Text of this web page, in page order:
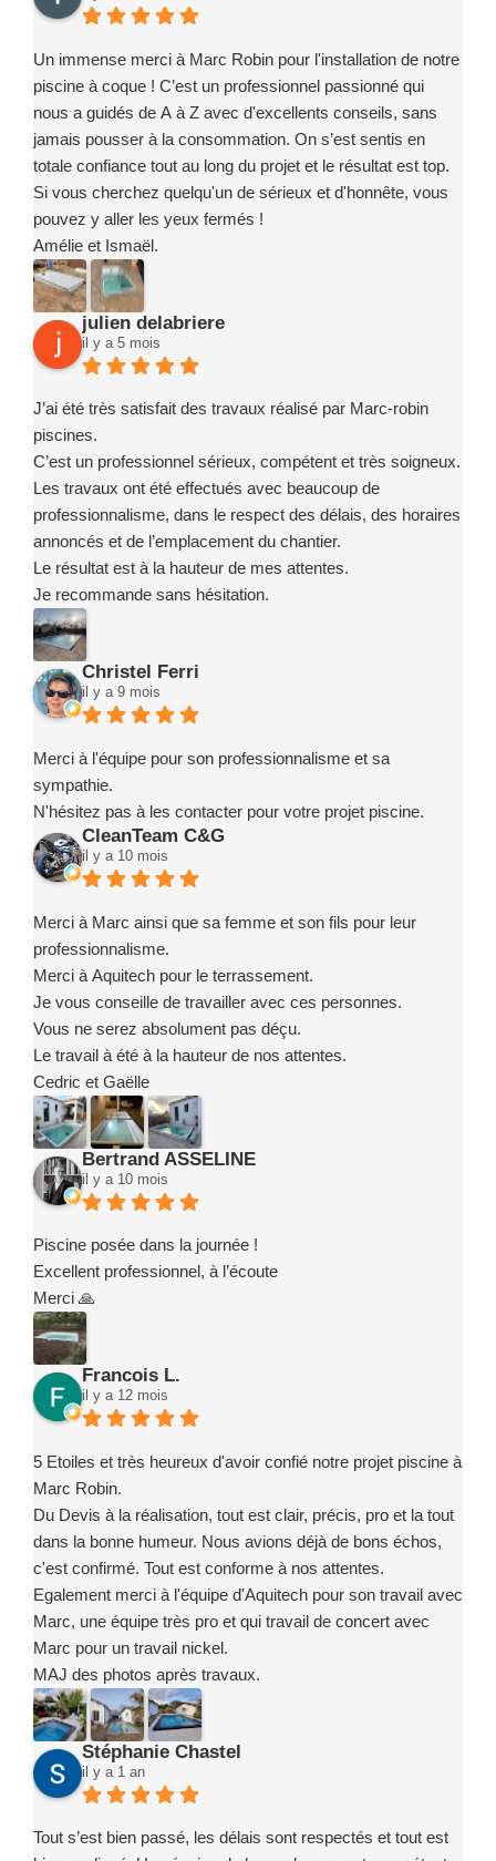
Robin Piscines à toute personne souhaitant réaliser un
projet de piscine en toute confiance. Merci encore à toute
l’équipe pour votre sérieux, votre implication et la qualité de
votre travail.
Un immense merci à Marc Robin pour l'installation de notre
piscine à coque ! C’est un professionnel passionné qui
nous a guidés de A à Z avec d'excellents conseils, sans
jamais pousser à la consommation. On s’est sentis en
totale confiance tout au long du projet et le résultat est top.
Si vous cherchez quelqu'un de sérieux et d'honnête, vous
pouvez y aller les yeux fermés !
Amélie et Ismaël.
julien delabriere
il y a 5 mois
J’ai été très satisfait des travaux réalisé par Marc-robin
piscines.
C’est un professionnel sérieux, compétent et très soigneux.
Les travaux ont été effectués avec beaucoup de
professionnalisme, dans le respect des délais, des horaires
annoncés et de l’emplacement du chantier.
Le résultat est à la hauteur de mes attentes.
Je recommande sans hésitation.
Christel Ferri
il y a 9 mois
Merci à l'équipe pour son professionnalisme et sa
sympathie.
N'hésitez pas à les contacter pour votre projet piscine.
CleanTeam C&G
il y a 10 mois
Merci à Marc ainsi que sa femme et son fils pour leur
professionnalisme.
Merci à Aquitech pour le terrassement.
Je vous conseille de travailler avec ces personnes.
Vous ne serez absolument pas déçu.
Le travail à été à la hauteur de nos attentes.
Cedric et Gaëlle
Bertrand ASSELINE
il y a 10 mois
Piscine posée dans la journée !
Excellent professionnel, à l’écoute
Merci 🙏
Francois L.
il y a 12 mois
5 Etoiles et très heureux d'avoir confié notre projet piscine à
Marc Robin.
Du Devis à la réalisation, tout est clair, précis, pro et la tout
dans la bonne humeur. Nous avions déjà de bons échos,
c'est confirmé. Tout est conforme à nos attentes.
Egalement merci à l'équipe d'Aquitech pour son travail avec
Marc, une équipe très pro et qui travail de concert avec
Marc pour un travail nickel.
MAJ des photos après travaux.
Stéphanie Chastel
il y a 1 an
Tout s’est bien passé, les délais sont respectés et tout est